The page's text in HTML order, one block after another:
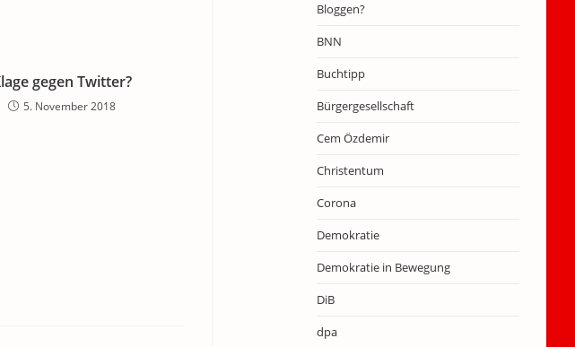
gegen Twitter?
5. November 2018
Bloggen?
BNN
Buchtipp
Bürgergesellschaft
Cem Özdemir
Christentum
Corona
Demokratie
Demokratie in Bewegung
DiB
dpa